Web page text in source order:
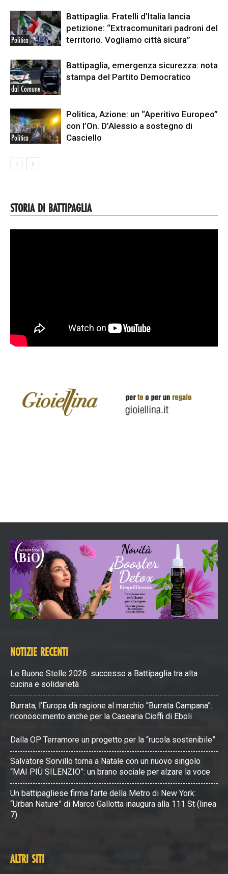
Politica
Battipaglia. Fratelli d’Italia lancia
petizione: “Extracomunitari padroni del
territorio. Vogliamo città sicura”
dal Comune
Battipaglia, emergenza sicurezza: nota
stampa del Partito Democratico
Politica
Politica, Azione: un “Aperitivo Europeo”
con l’On. D’Alessio a sostegno di
Casciello
STORIA DI BATTIPAGLIA
NOTIZIE RECENTI
Le Buone Stelle 2026: successo a Battipaglia tra alta
cucina e solidarietà
Burrata, l’Europa dà ragione al marchio “Burrata Campana”:
riconoscimento anche per la Casearia Cioffi di Eboli
Dalla OP Terramore un progetto per la “rucola sostenibile”
Salvatore Sorvillo torna a Natale con un nuovo singolo
“MAI PIÙ SILENZIO”: un brano sociale per alzare la voce
Un battipagliese firma l’arte della Metro di New York:
“Urban Nature” di Marco Gallotta inaugura alla 111 St (linea
7)
ALTRI SITI